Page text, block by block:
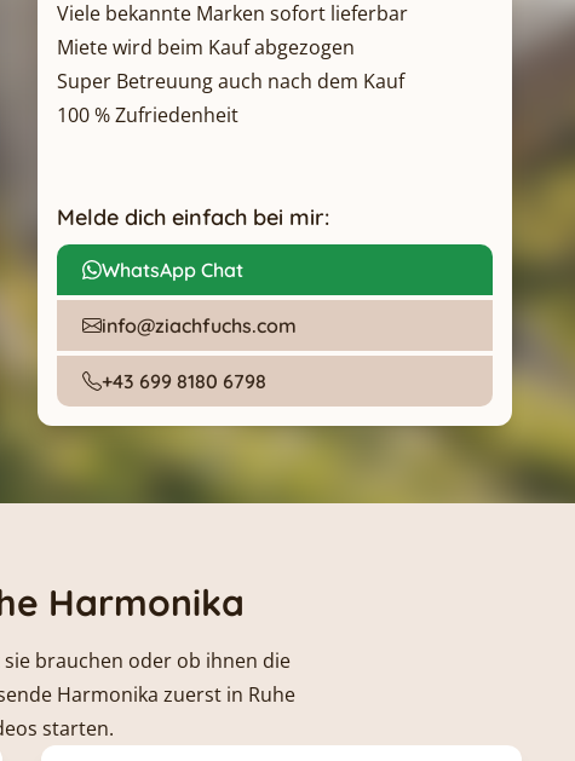
Viele bekannte Marken sofort lieferbar
Miete wird beim Kauf abgezogen
Super Betreuung auch nach dem Kauf
100 % Zufriedenheit
Melde dich einfach bei mir:
WhatsApp Chat
info@ziachfuchs.com
+43 699 8180 6798
Harmonika
brauchen oder ob ihnen die
Harmonika zuerst in Ruhe
starten.